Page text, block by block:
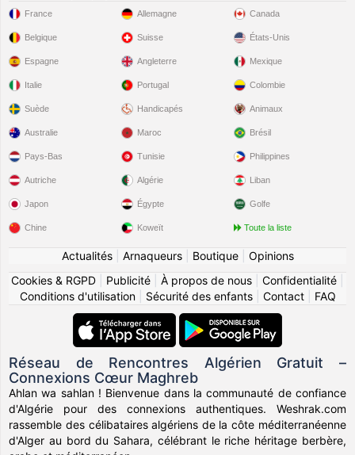
France
Belgique
Espagne
Italie
Suède
Allemagne
Suisse
Angleterre
Portugal
Handicapés
Canada
États-Unis
Mexique
Colombie
Animaux
Australie
Pays-Bas
Autriche
Japon
Chine
Maroc
Tunisie
Algérie
Égypte
Koweït
Brésil
Philippines
Liban
Golfe
Toute la liste
Actualités| Arnaqueurs| Boutique| Opinions
Cookies & RGPD
Publicité À propos de nous Confidentialité
Conditions d'utilisation| Sécurité des enfants| Contact| FAQ
Réseau de Rencontres Algérien Gratuit –
Connexions Cœur Maghreb
Ahlan wa sahlan ! Bienvenue dans la communauté de confiance
d'Algérie pour des connexions authentiques. Weshrak.com
rassemble des célibataires algériens de la côte méditerranéenne
d'Alger au bord du Sahara, célébrant le riche héritage berbère,